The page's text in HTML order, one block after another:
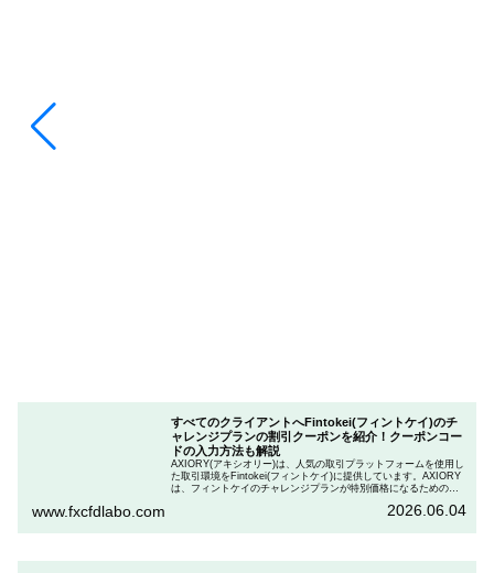
すべてのクライアントへFintokei(フィントケイ)のチ
ャレンジプランの割引クーポンを紹介！クーポンコー
ドの入力方法も解説
AXIORY(アキシオリー)は、人気の取引プラットフォームを使用し
た取引環境をFintokei(フィントケイ)に提供しています。AXIORY
は、フィントケイのチャレンジプランが特別価格になるためのク
ランを申し込むときのクーポンコードを入力して割引にする方法
www.fxcfdlabo.com 2026.06.04